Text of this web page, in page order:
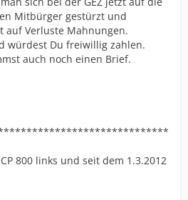
Mitbürger gestürzt und
auf Verluste Mahnungen.
würdest Du freiwillig zahlen.
auch noch einen Brief.
800 links und seit dem 1.3.2012